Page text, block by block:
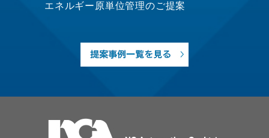
エネルギー原単位管理のご提案